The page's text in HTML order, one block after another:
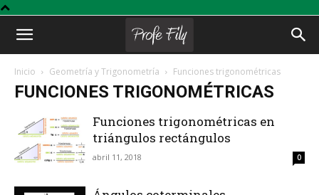
Profe
Inicio Geometría y Trigonometría Funciones trigonométricas
FUNCIONES TRIGONOMÉTRICAS
Funciones trigonométricas en
triángulos rectángulos
abril 11, 2018 0